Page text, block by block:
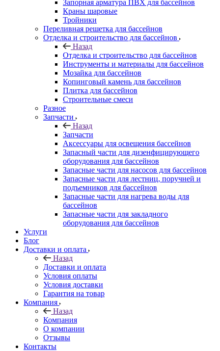
Запорная арматура ПВХ для бассейнов
Краны шаровые
Тройники
Переливная решетка для бассейнов
Отделка и строительство для бассейнов
Назад
Отделка и строительство для бассейнов
Инструменты и материалы для бассейнов
Мозайка для бассейнов
Копинговый камень для бассейнов
Плитка для бассейнов
Строительные смеси
Разное
Запчасти
Назад
Запчасти
Аксессуары для освещения бассейнов
Запасный части для дизенфицирующего
оборудования для бассейнов
Запасные части для насосов для бассейнов
Запасные части для лестниц, поручней и
подъемников для бассейнов
Запасные части для нагрева воды для
бассейнов
Запасные части для закладного
оборудования для бассейнов
Услуги
Блог
Доставки и оплата
Назад
Доставки и оплата
Условия оплаты
Условия доставки
Гарантия на товар
Компания
Назад
Компания
О компании
Отзывы
Контакты